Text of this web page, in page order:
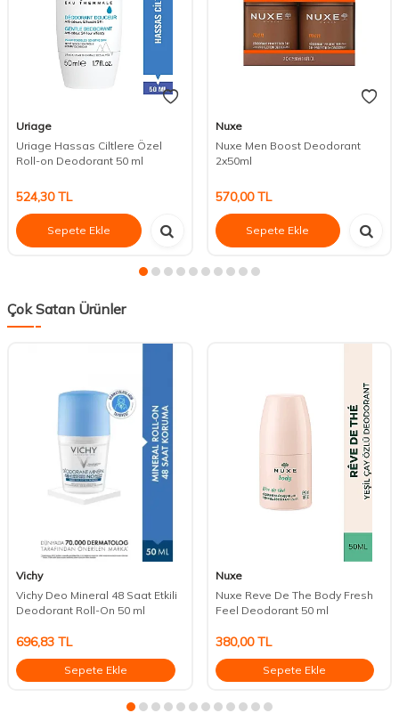
Uriage
Uriage Hassas Ciltlere Özel
Roll-on Deodorant 50 ml
524,30TL
Sepete Ekle
Nuxe
Nuxe Men Boost Deodorant
2x50ml
570,00TL
Sepete Ekle
Çok Satan Ürünler
Vichy
Vichy Deo Mineral 48 Saat Etkili
Deodorant Roll-On 50 ml
696,83 TL
Sepete Ekle
Nuxe
Nuxe Reve De The Body Fresh
Feel Deodorant 50 ml
380,00TL
Sepete Ekle